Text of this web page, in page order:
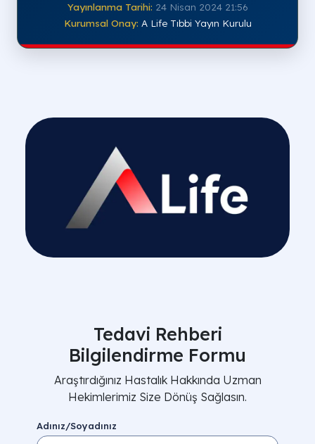
Yayınlanma Tarihi: 24 Nisan 2024 21:56
Kurumsal Onay: A Life Tıbbi Yayın Kurulu
Tedavi Rehberi
Bilgilendirme Formu
Araştırdığınız Hastalık Hakkında Uzman
Hekimlerimiz Size Dönüş Sağlasın.
Adınız/Soyadınız